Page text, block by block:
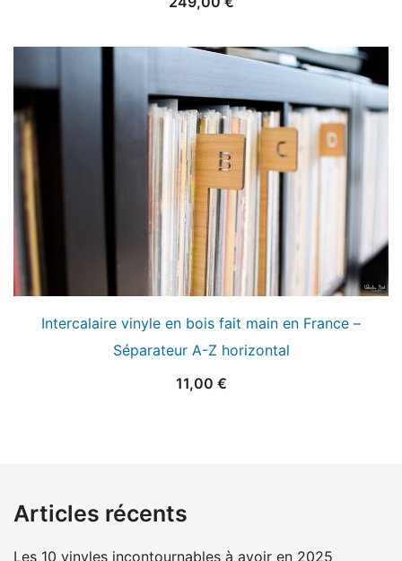
Intercalaire vinyle en bois fait main en France –
Séparateur A-Z horizontal
11,00 €
Articles récents
Les 10 vinyles incontournables à avoir en 2025